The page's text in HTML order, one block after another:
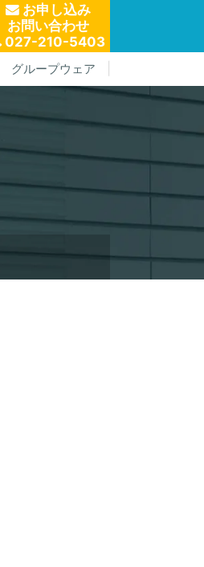
お申し込み
お問い合わせ
027-210-5403
グループウェア